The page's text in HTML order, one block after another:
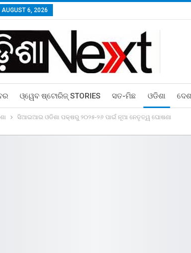
AUGUST 6, 2026
ଓ୍ୱେବ ଷ୍ଟୋରିଜ୍‌ STORIES ସତ-ମିଛ ଓଡିଶା
ସିଆଇଆଇ ଓଡିଶା ପକ୍ଷରୁ ୨୦୨୫-୨୬ ପାଇଁ ନୂଆ ନେତୃତ୍ୱ ଘୋଷଣା